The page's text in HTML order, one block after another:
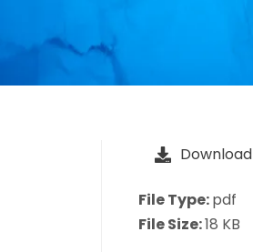
Download
File Type:pdf
File Size:18 KB